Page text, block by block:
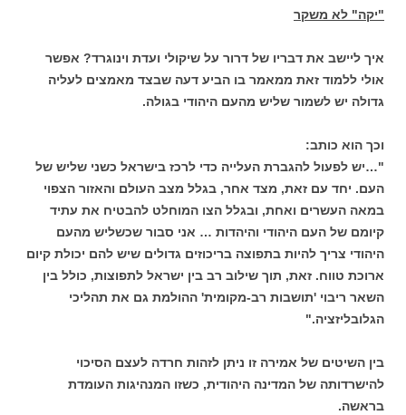
"יקה" לא משקר
איך ליישב את דבריו של דרור על שיקולי ועדת וינוגרד? אפשר
אולי ללמוד זאת ממאמר בו הביע דעה שבצד מאמצים לעליה
גדולה יש לשמור שליש מהעם היהודי בגולה.
וכך הוא כותב:
"…יש לפעול להגברת העלייה כדי לרכז בישראל כשני שליש של
העם. יחד עם זאת, מצד אחר, בגלל מצב העולם והאזור הצפוי
במאה העשרים ואחת, ובגלל הצו המוחלט להבטיח את עתיד
קיומם של העם היהודי והיהדות … אני סבור שכשליש מהעם
היהודי צריך להיות בתפוצה בריכוזים גדולים שיש להם יכולת קיום
ארוכת טווח. זאת, תוך שילוב רב בין ישראל לתפוצות, כולל בין
השאר ריבוי 'תושבות רב-מקומית' ההולמת גם את תהליכי
הגלובליזציה."
בין השיטים של אמירה זו ניתן לזהות חרדה לעצם הסיכוי
להישרדותה של המדינה היהודית, כשזו המנהיגות העומדת
בראשה.